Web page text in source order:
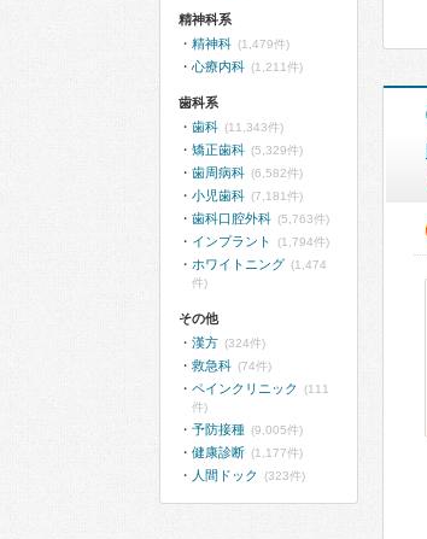
精神科系
精神科 (1,479件)
心療内科 (1,211件)
歯科系
歯科 (11,343件)
矯正歯科 (5,329件)
歯周病科 (6,582件)
小児歯科 (7,181件)
歯科口腔外科 (5,763件)
インプラント (1,794件)
ホワイトニング (1,474
件)
その他
漢方 (324件)
救急科 (74件)
ペインクリニック
(111
件)
予防接種 (9,005件)
健康診断 (1,177件)
人間ドック (323件)